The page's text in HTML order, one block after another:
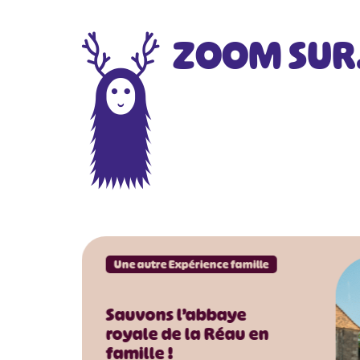
ZOOM
Une autre Expérience famille
Sauvons l’abbaye
royale de la Réau en
famille !